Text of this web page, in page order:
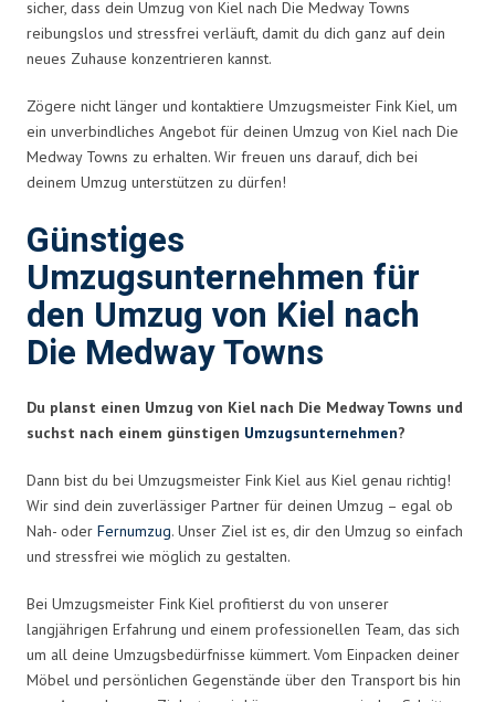
sicher, dass dein Umzug von Kiel nach Die Medway Towns
reibungslos und stressfrei verläuft, damit du dich ganz auf dein
neues Zuhause konzentrieren kannst.
Zögere nicht länger und kontaktiere Umzugsmeister Fink Kiel, um
ein unverbindliches Angebot für deinen Umzug von Kiel nach Die
Medway Towns zu erhalten. Wir freuen uns darauf, dich bei
deinem Umzug unterstützen zu dürfen!
Günstiges
Umzugsunternehmen für
den Umzug von Kiel nach
Die Medway Towns
Du planst einen Umzug von Kiel nach Die Medway Towns und
suchst nach einem günstigen Umzugsunternehmen?
Dann bist du bei Umzugsmeister Fink Kiel aus Kiel genau richtig!
Wir sind dein zuverlässiger Partner für deinen Umzug – egal ob
Nah- oder Fernumzug. Unser Ziel ist es, dir den Umzug so einfach
und stressfrei wie möglich zu gestalten.
Bei Umzugsmeister Fink Kiel profitierst du von unserer
langjährigen Erfahrung und einem professionellen Team, das sich
um all deine Umzugsbedürfnisse kümmert. Vom Einpacken deiner
Möbel und persönlichen Gegenstände über den Transport bis hin